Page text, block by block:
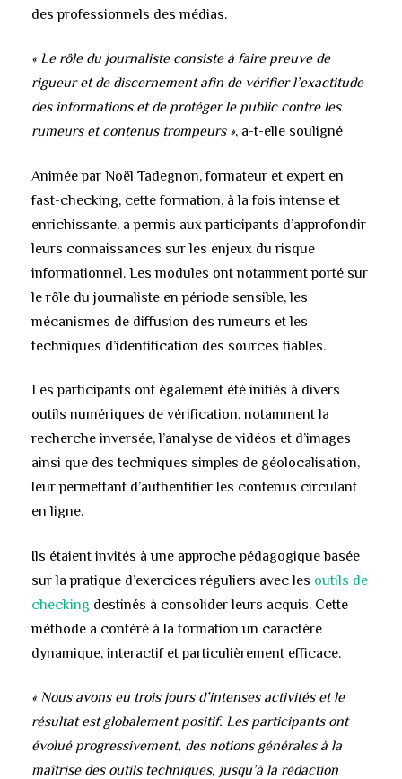
des professionnels des médias.
« Le rôle du journaliste consiste à faire preuve de
rigueur et de discernement afin de vérifier l’exactitude
des informations et de protéger le public contre les
rumeurs et contenus trompeurs », a-t-elle souligné
Animée par Noël Tadegnon, formateur et expert en
fast-checking, cette formation, à la fois intense et
enrichissante, a permis aux participants d’approfondir
leurs connaissances sur les enjeux du risque
informationnel. Les modules ont notamment porté sur
le rôle du journaliste en période sensible, les
mécanismes de diffusion des rumeurs et les
techniques d’identification des sources fiables.
Les participants ont également été initiés à divers
outils numériques de vérification, notamment la
recherche inversée, l’analyse de vidéos et d’images
ainsi que des techniques simples de géolocalisation,
leur permettant d’authentifier les contenus circulant
en ligne.
Ils étaient invités à une approche pédagogique basée
sur la pratique d’exercices réguliers avec les outils de
checking destinés à consolider leurs acquis. Cette
méthode a conféré à la formation un caractère
dynamique, interactif et particulièrement efficace.
« Nous avons eu trois jours d’intenses activités et le
résultat est globalement positif. Les participants ont
évolué progressivement, des notions générales à la
maîtrise des outils techniques, jusqu’à la rédaction